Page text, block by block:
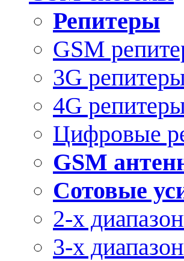
Репитеры
GSM
3G
4G
Цифровые
GSM
Сотовые
2-х
3-х